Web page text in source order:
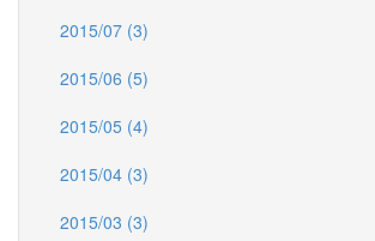
2015/07 (3)
2015/06 (5)
2015/05 (4)
2015/04 (3)
2015/03 (3)